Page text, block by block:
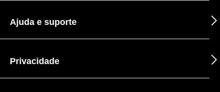
Ajuda e suporte
Privacidade